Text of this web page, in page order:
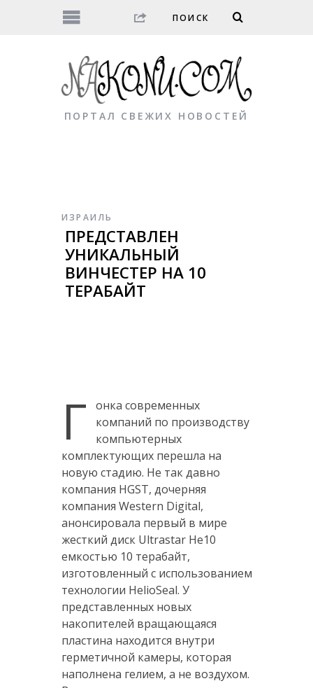
ПОРТАЛ СВЕЖИХ НОВОСТЕЙ
ИЗРАИЛЬ
ПРЕДСТАВЛЕН
УНИКАЛЬНЫЙ
ВИНЧЕСТЕР НА 10
ТЕРАБАЙТ
Г
онка современных
компаний по производству
компьютерных
комплектующих перешла на
новую стадию. Не так давно
компания HGST, дочерняя
компания Western Digital,
анонсировала первый в мире
жесткий диск Ultrastar He10
емкостью 10 терабайт,
изготовленный с использованием
технологии HelioSeal. У
представленных новых
накопителей вращающаяся
пластина находится внутри
герметичной камеры, которая
наполнена гелием, а не воздухом.